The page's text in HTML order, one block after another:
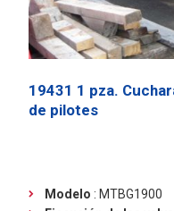
19431 1 pza.
de pilotes
Modelo : MTBG1900